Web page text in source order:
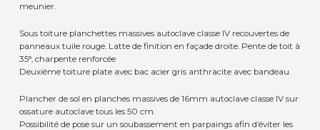
meunier.
Sous toiture planchettes massives autoclave classe IV recouvertes de
panneaux tuile rouge. Latte de finition en façade droite. Pente de toit à
35°, charpente renforcée
Deuxième toiture plate avec bac acier gris anthracite avec bandeau.
Plancher de sol en planches massives de 16mm autoclave classe IV sur
ossature autoclave tous les 50 cm.
Possibilité de pose sur un soubassement en parpaings afin d’éviter les